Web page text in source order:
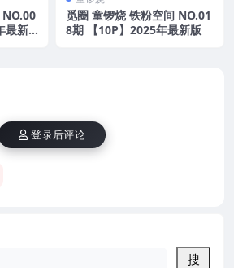
最新
觅圈 童锣烧 铁粉空间 NO.01
8期 【10P】2025年最新版
登录后评论
搜